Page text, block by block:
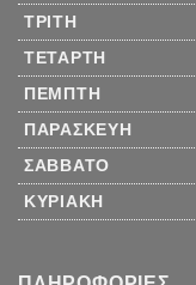
ΤΡΊΤΗ
ΤΕΤΆΡΤΗ
ΠΈΜΠΤΗ
ΠΑΡΑΣΚΕΥΉ
ΣΆΒΒΑΤΟ
ΚΥΡΙΑΚΉ